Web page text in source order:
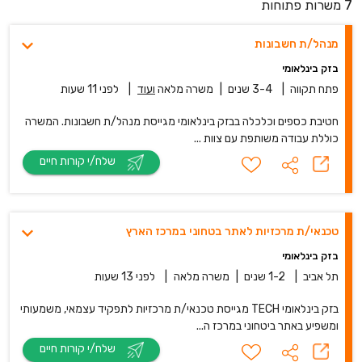
7 משרות פתוחות
מנהל/ת חשבונות
בזק בינלאומי
פתח תקווה 3-4 שנים משרה מלאה ועוד לפני 11 שעות
חטיבת כספים וכלכלה בבזק בינלאומי מגייסת מנהל/ת חשבונות. המשרה
כוללת עבודה משותפת עם צוות ...
טכנאי/ת מרכזיות לאתר בטחוני במרכז הארץ
בזק בינלאומי
תל אביב 1-2 שנים משרה מלאה לפני 13 שעות
בזק בינלאומי TECH מגייסת טכנאי/ת מרכזיות לתפקיד עצמאי, משמעותי
ומשפיע באתר ביטחוני במרכז ה...